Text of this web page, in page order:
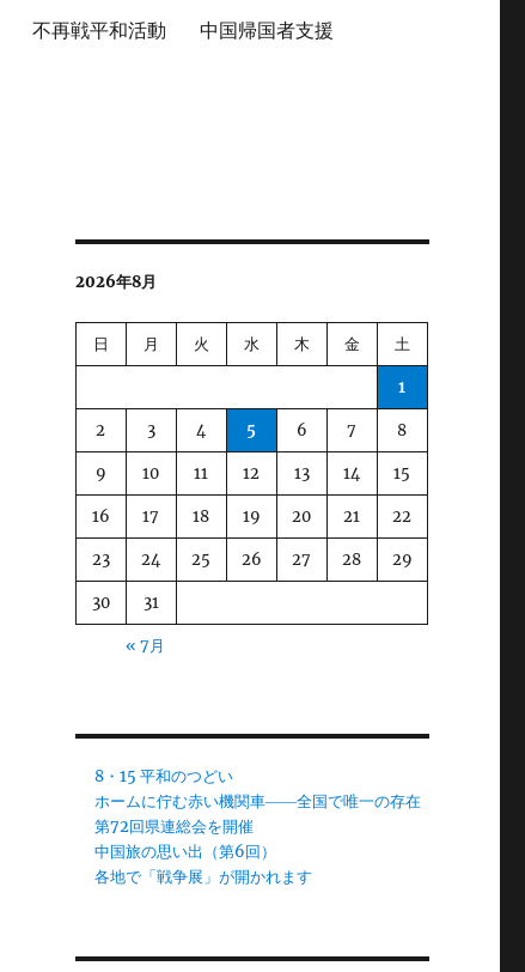
不再戦平和活動 中国帰国者支援
2026年8月
日 月 火 水 木 金 土
1
2 3 4 5 6 7 8
9 10 11 12 13 14 15
16 17 18 19 20 21 22
23 24 25 26 27 28 29
30 31
« 7月
8・15 平和のつどい
ホームに佇む赤い機関車――全国で唯一の存在
第72回県連総会を開催
中国旅の思い出（第6回）
各地で「戦争展」が開かれます